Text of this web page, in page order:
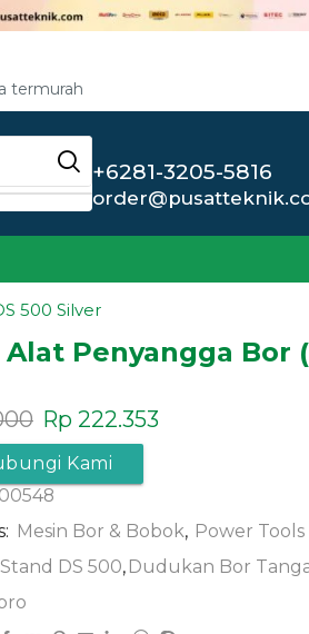
termurah
+6281-3205-5816
500 Silver
Penyangga Bor
Rp 222.353
Kami
Mesin Bor & Bobok, Power Tools
DS 500, Dudukan Bor